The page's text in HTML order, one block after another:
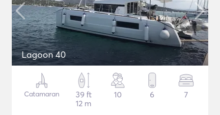
Lagoon 40
Catamaran
39 ft
12 m
10 6 7